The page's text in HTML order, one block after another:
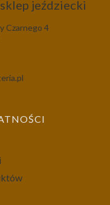
jeździecki
Czarnego 4